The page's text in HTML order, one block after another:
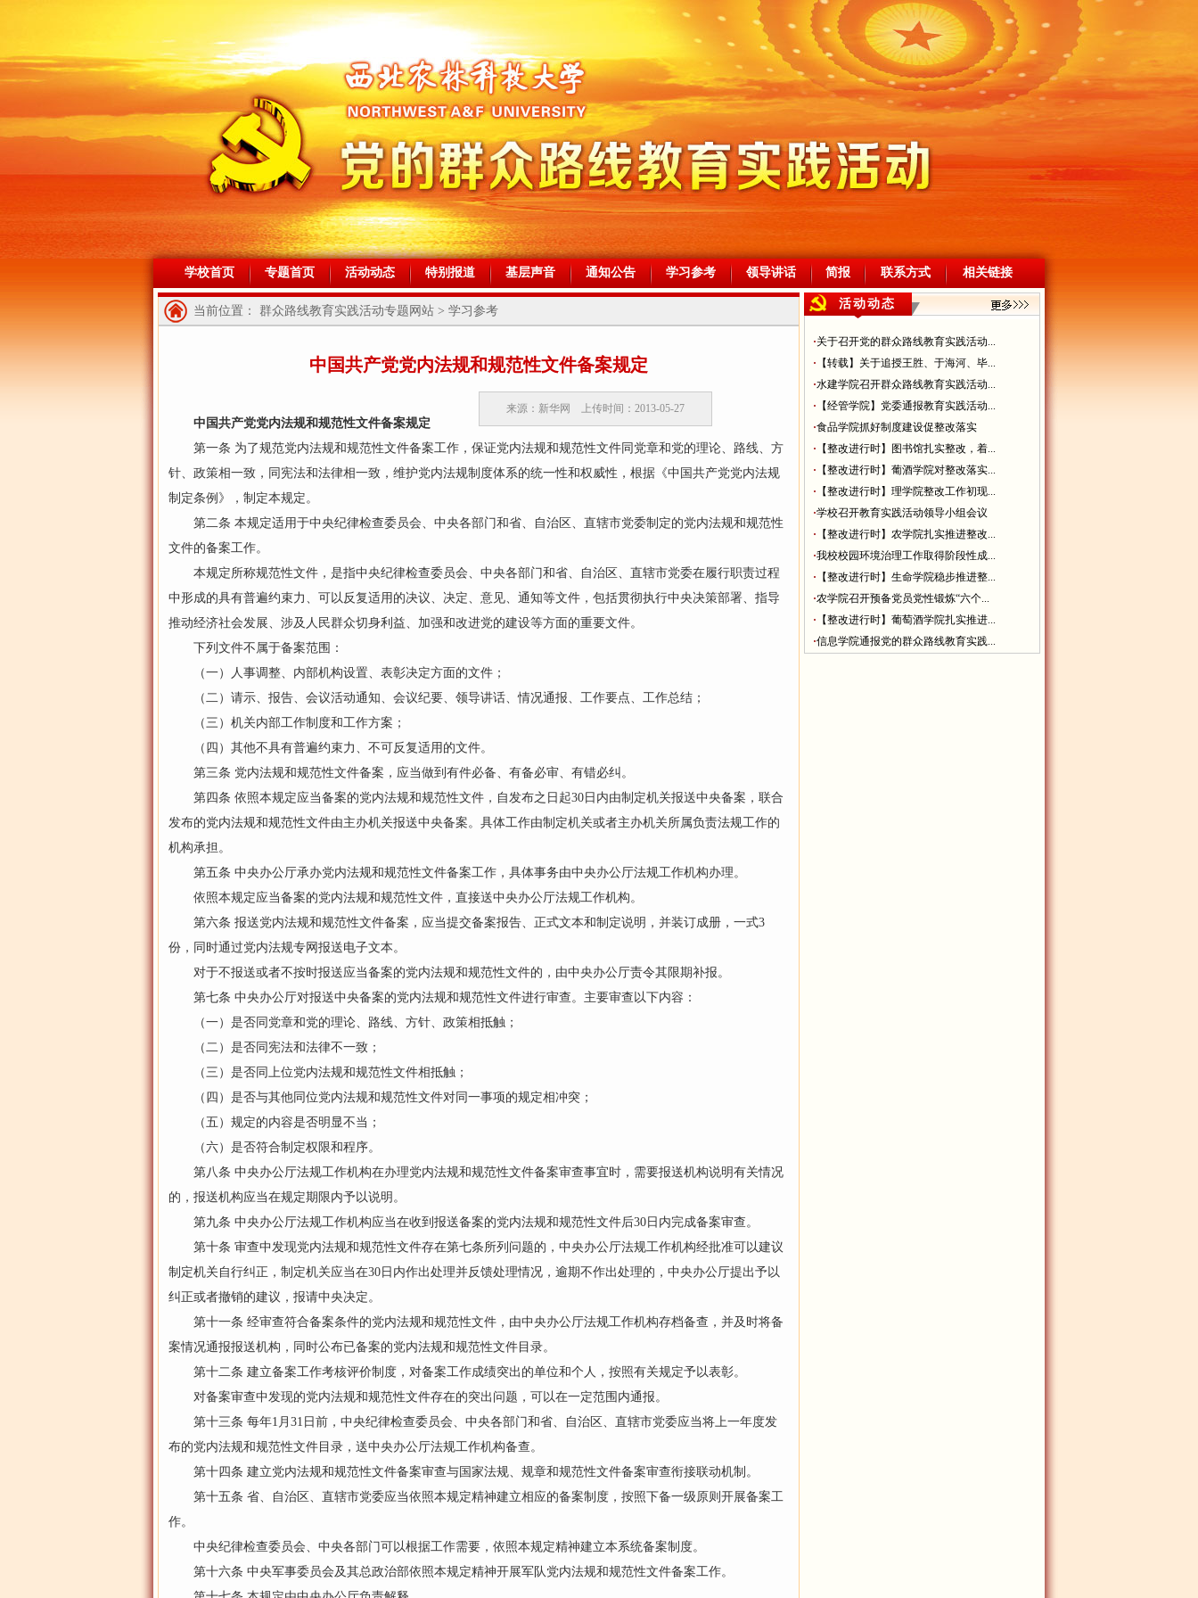
学校首页 专题首页 活动动态 特别报道 基层声音 通知公告 学习参考 领导讲话 简报 联系方式 相关链接
当前位置： 群众路线教育实践活动专题网站 > 学习参考
中国共产党党内法规和规范性文件备案规定
来源：新华网 上传时间：2013-05-27
中国共产党党内法规和规范性文件备案规定
第一条 为了规范党内法规和规范性文件备案工作，保证党内法规和规范性文件同党章和党的理论、路线、方
针、政策相一致，同宪法和法律相一致，维护党内法规制度体系的统一性和权威性，根据《中国共产党党内法规
制定条例》，制定本规定。
第二条 本规定适用于中央纪律检查委员会、中央各部门和省、自治区、直辖市党委制定的党内法规和规范性
文件的备案工作。
本规定所称规范性文件，是指中央纪律检查委员会、中央各部门和省、自治区、直辖市党委在履行职责过程
中形成的具有普遍约束力、可以反复适用的决议、决定、意见、通知等文件，包括贯彻执行中央决策部署、指导
推动经济社会发展、涉及人民群众切身利益、加强和改进党的建设等方面的重要文件。
下列文件不属于备案范围：
（一）人事调整、内部机构设置、表彰决定方面的文件；
（二）请示、报告、会议活动通知、会议纪要、领导讲话、情况通报、工作要点、工作总结；
（三）机关内部工作制度和工作方案；
（四）其他不具有普遍约束力、不可反复适用的文件。
第三条 党内法规和规范性文件备案，应当做到有件必备、有备必审、有错必纠。
第四条 依照本规定应当备案的党内法规和规范性文件，自发布之日起30日内由制定机关报送中央备案，联合
发布的党内法规和规范性文件由主办机关报送中央备案。具体工作由制定机关或者主办机关所属负责法规工作的
机构承担。
第五条 中央办公厅承办党内法规和规范性文件备案工作，具体事务由中央办公厅法规工作机构办理。
依照本规定应当备案的党内法规和规范性文件，直接送中央办公厅法规工作机构。
第六条 报送党内法规和规范性文件备案，应当提交备案报告、正式文本和制定说明，并装订成册，一式3
份，同时通过党内法规专网报送电子文本。
对于不报送或者不按时报送应当备案的党内法规和规范性文件的，由中央办公厅责令其限期补报。
第七条 中央办公厅对报送中央备案的党内法规和规范性文件进行审查。主要审查以下内容：
（一）是否同党章和党的理论、路线、方针、政策相抵触；
（二）是否同宪法和法律不一致；
（三）是否同上位党内法规和规范性文件相抵触；
（四）是否与其他同位党内法规和规范性文件对同一事项的规定相冲突；
（五）规定的内容是否明显不当；
（六）是否符合制定权限和程序。
第八条 中央办公厅法规工作机构在办理党内法规和规范性文件备案审查事宜时，需要报送机构说明有关情况
的，报送机构应当在规定期限内予以说明。
第九条 中央办公厅法规工作机构应当在收到报送备案的党内法规和规范性文件后30日内完成备案审查。
第十条 审查中发现党内法规和规范性文件存在第七条所列问题的，中央办公厅法规工作机构经批准可以建议
制定机关自行纠正，制定机关应当在30日内作出处理并反馈处理情况，逾期不作出处理的，中央办公厅提出予以
纠正或者撤销的建议，报请中央决定。
第十一条 经审查符合备案条件的党内法规和规范性文件，由中央办公厅法规工作机构存档备查，并及时将备
案情况通报报送机构，同时公布已备案的党内法规和规范性文件目录。
第十二条 建立备案工作考核评价制度，对备案工作成绩突出的单位和个人，按照有关规定予以表彰。
对备案审查中发现的党内法规和规范性文件存在的突出问题，可以在一定范围内通报。
第十三条 每年1月31日前，中央纪律检查委员会、中央各部门和省、自治区、直辖市党委应当将上一年度发
布的党内法规和规范性文件目录，送中央办公厅法规工作机构备查。
第十四条 建立党内法规和规范性文件备案审查与国家法规、规章和规范性文件备案审查衔接联动机制。
第十五条 省、自治区、直辖市党委应当依照本规定精神建立相应的备案制度，按照下备一级原则开展备案工
作。
中央纪律检查委员会、中央各部门可以根据工作需要，依照本规定精神建立本系统备案制度。
第十六条 中央军事委员会及其总政治部依照本规定精神开展军队党内法规和规范性文件备案工作。
活动动态
·关于召开党的群众路线教育实践活动...
· 【转载】关于追授王胜、于海河、毕...
·水建学院召开群众路线教育实践活动...
· 【经管学院】党委通报教育实践活动...
·食品学院抓好制度建设促整改落实
· 【整改进行时】图书馆扎实整改，着...
· 【整改进行时】葡酒学院对整改落实...
· 【整改进行时】理学院整改工作初现...
·学校召开教育实践活动领导小组会议
· 【整改进行时】农学院扎实推进整改...
·我校校园环境治理工作取得阶段性成...
· 【整改进行时】生命学院稳步推进整...
·农学院召开预备党员党性锻炼“六个...
· 【整改进行时】葡萄酒学院扎实推进...
·信息学院通报党的群众路线教育实践...